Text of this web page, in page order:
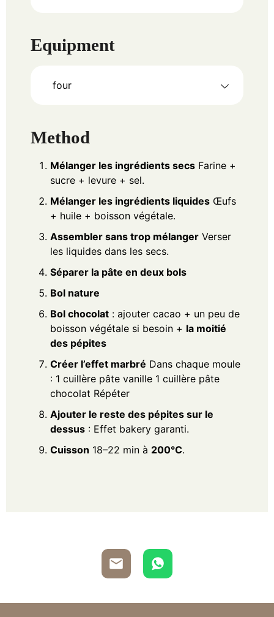
Equipment
four
Method
Mélanger les ingrédients secs Farine +
sucre + levure + sel.
Mélanger les ingrédients liquides Œufs
+ huile + boisson végétale.
Assembler sans trop mélanger Verser
les liquides dans les secs.
Séparer la pâte en deux bols
Bol nature
Bol chocolat : ajouter cacao + un peu de
boisson végétale si besoin + la moitié
des pépites
Créer l’effet marbré Dans chaque moule
: 1 cuillère pâte vanille 1 cuillère pâte
chocolat Répéter
Ajouter le reste des pépites sur le
dessus : Effet bakery garanti.
Cuisson 18–22 min à 200°C.